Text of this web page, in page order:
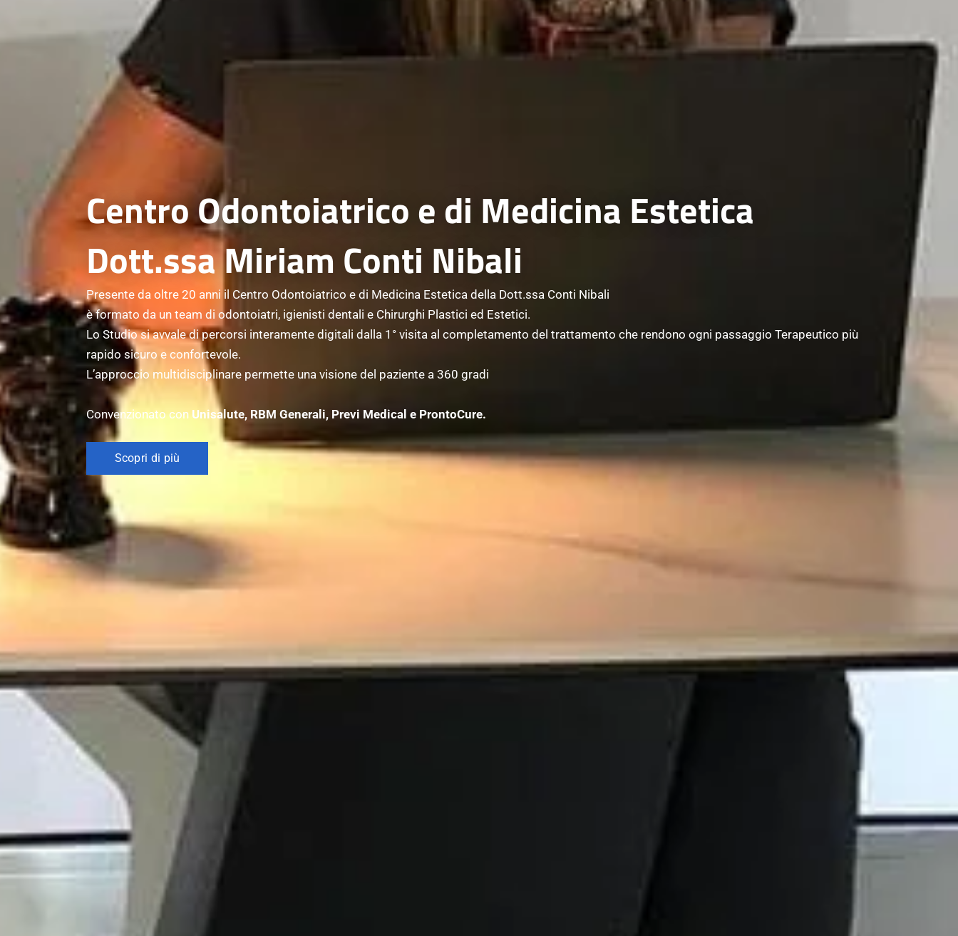
Centro Odontoiatrico e di Medicina Estetica
Dott.ssa Miriam Conti Nibali
Presente da oltre 20 anni il Centro Odontoiatrico e di Medicina Estetica della Dott.ssa Conti Nibali
è formato da un team di odontoiatri, igienisti dentali e Chirurghi Plastici ed Estetici.
Lo Studio si avvale di percorsi interamente digitali dalla 1° visita al completamento del trattamento che rendono ogni passaggio Terapeutico più
rapido sicuro e confortevole.
L’approccio multidisciplinare permette una visione del paziente a 360 gradi
Convenzionato con Unisalute, RBM Generali, Previ Medical e ProntoCure.
Scopri di più